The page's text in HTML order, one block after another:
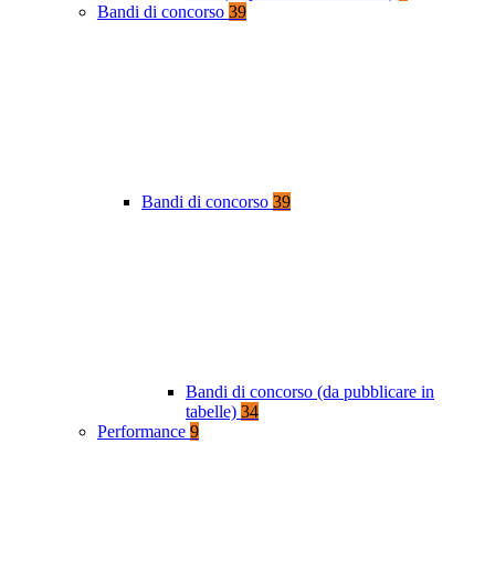
Bandi di concorso 39
Bandi di concorso 39
Bandi di concorso (da pubblicare in
tabelle) 34
Performance 9